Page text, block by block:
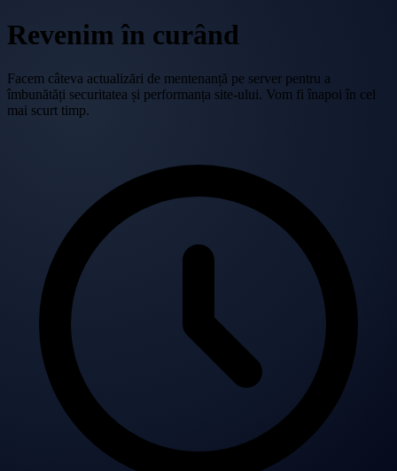
Revenim în curând
Facem câteva actualizări de mentenanță pe server pentru a
îmbunătăți securitatea și performanța site-ului. Vom fi înapoi în cel
mai scurt timp.